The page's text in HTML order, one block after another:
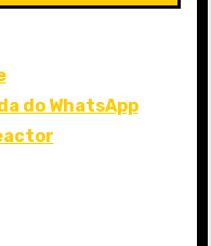
do WhatsApp